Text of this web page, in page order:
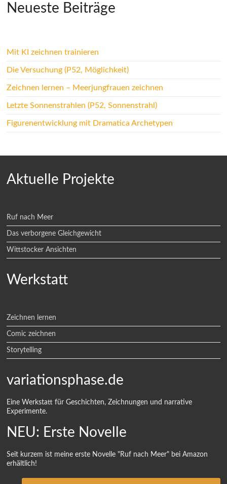
Neueste Beiträge
Mit KI zeichnen trainieren
Die Versuchung (P52, Möglichkeit)
Zeichnen lernen – Meerjungfrauen zeichnen
Letzte Sonnenstrahlen (P52, Sonnenstrahl)
Figurenentwicklung mit Dramatica Archetypen
Aktuelle Projekte
Ruf nach Meer
Das verborgene Gleichgewicht
Wittstocker Ansichten
Werkstatt
Zeichnen lernen
Comic zeichnen
Storytelling
variationsphase.de
Eine Werkstatt für Geschichten, Zeichnungen und narrative
Experimente.
NEU: Erste Novelle
Seit kurzem ist meine erste Novelle "Ruf nach Meer" bei Amazon
erhältlich!